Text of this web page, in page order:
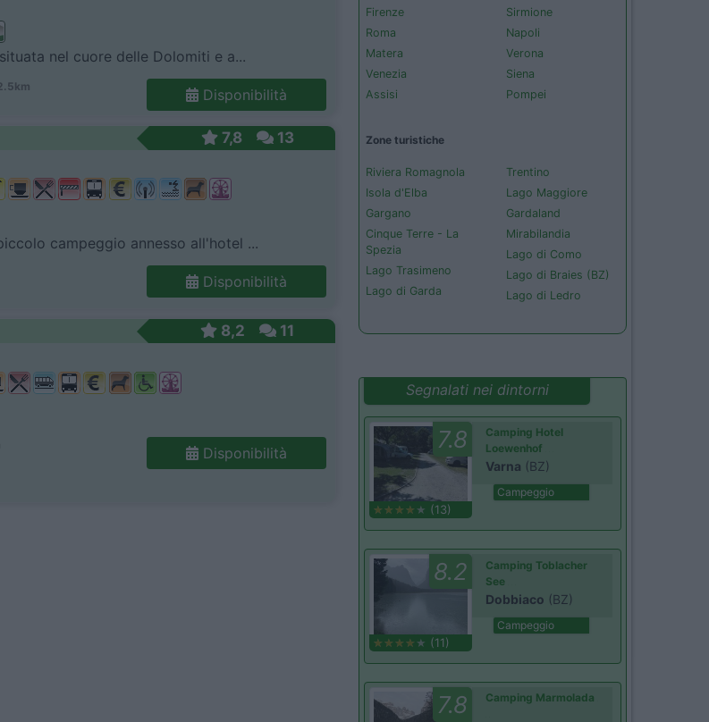
nel cuore delle Dolomiti e a...
Disponibilità
7,8 13
campeggio annesso all'hotel ...
Disponibilità
8,2 11
Disponibilità
Firenze
Roma
Matera
Venezia
Assisi
Sirmione
Napoli
Verona
Siena
Pompei
Zone turistiche
Riviera Romagnola
Isola d'Elba
Gargano
Cinque Terre - La
Spezia
Lago Trasimeno
Lago di Garda
Trentino
Lago Maggiore
Gardaland
Mirabilandia
Lago di Como
Lago di Braies (BZ)
Lago di Ledro
Segnalati nei dintorni
7.8
(13)
Camping Hotel
Loewenhof
Varna (BZ)
Campeggio
8.2
(11)
Camping Toblacher
See
Dobbiaco (BZ)
Campeggio
7.8 Camping Marmolada